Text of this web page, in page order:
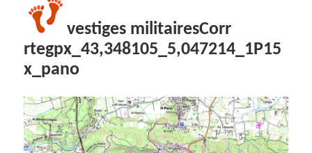
vestiges militairesCorr
rtegpx_43,348105_5,047214_1P15
x_pano